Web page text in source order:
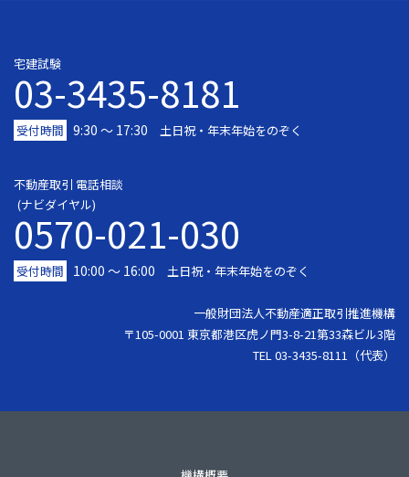
宅建試験
03-3435-8181
受付時間 9:30 〜 17:30 土日祝・年末年始をのぞく
不動産取引 電話相談
(ナビダイヤル)
0570-021-030
受付時間 10:00 ～ 16:00 土日祝・年末年始をのぞく
一般財団法人不動産適正取引推進機構
〒105-0001 東京都港区虎ノ門3-8-21第33森ビル3階
TEL 03-3435-8111（代表）